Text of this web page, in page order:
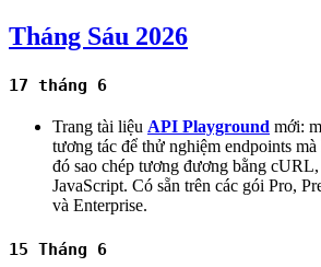
Tháng Sáu 2026
17 tháng 6
Trang tài liệu API Playground mới:
tương tác để thử nghiệm endpoints
đó sao chép tương đương bằng
JavaScript. Có sẵn trên các gói Pro,
và Enterprise.
15 Tháng 6